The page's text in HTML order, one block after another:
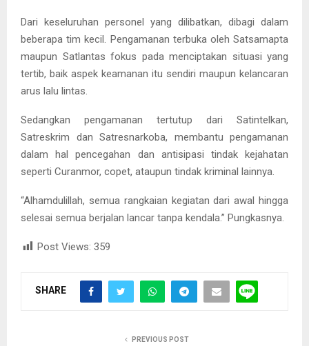
Dari keseluruhan personel yang dilibatkan, dibagi dalam
beberapa tim kecil. Pengamanan terbuka oleh Satsamapta
maupun Satlantas fokus pada menciptakan situasi yang
tertib, baik aspek keamanan itu sendiri maupun kelancaran
arus lalu lintas.
Sedangkan pengamanan tertutup dari Satintelkan,
Satreskrim dan Satresnarkoba, membantu pengamanan
dalam hal pencegahan dan antisipasi tindak kejahatan
seperti Curanmor, copet, ataupun tindak kriminal lainnya.
“Alhamdulillah, semua rangkaian kegiatan dari awal hingga
selesai semua berjalan lancar tanpa kendala.” Pungkasnya.
Post Views: 359
SHARE
PREVIOUS POST